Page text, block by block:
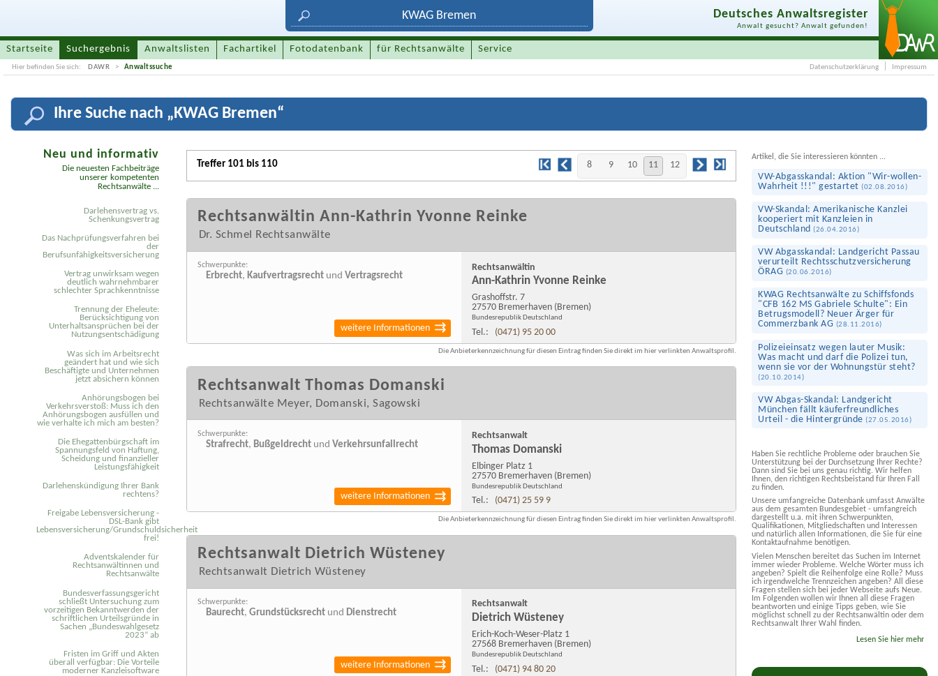
Deutsches Anwaltsregister
Anwalt gesucht? Anwalt gefunden!
Startseite Suchergebnis Anwaltslisten Fachartikel Fotodatenbank für Rechtsanwälte Service
Hier befinden Sie sich: DAWR Anwaltssuche Datenschutzerklärung Impressum
Ihre Suche nach „ KWAG Bremen“
Treffer 101 bis 110 8 9 10 11 12
Rechtsanwältin Ann-Kathrin Yvonne Reinke
Dr. Schmel Rechtsanwälte
Rechtsanwältin
Ann-Kathrin Yvonne Reinke
Grashoffstr. 7
27570 Bremerhaven (Bremen)
Bundesrepublik Deutschland
Tel.: (0471) 95 20 00
Schwerpunkte:
Erbrecht,Kaufvertragsrecht und Vertragsrecht
weitere Informationen
Die Anbieterkennzeichnung für diesen Eintrag finden Sie direkt im hier verlinkten Anwaltsprofil.
Rechtsanwalt Thomas Domanski
Rechtsanwälte Meyer, Domanski, Sagowski
Rechtsanwalt
Thomas Domanski
Elbinger Platz 1
27570 Bremerhaven (Bremen)
Bundesrepublik Deutschland
Tel.: (0471) 25 59 9
Schwerpunkte:
Strafrecht, Bußgeldrecht undVerkehrsunfallrecht
weitere Informationen
Die Anbieterkennzeichnung für diesen Eintrag finden Sie direkt im hier verlinkten Anwaltsprofil.
Rechtsanwalt Dietrich Wüsteney
Rechtsanwalt Dietrich Wüsteney
Rechtsanwalt
Dietrich Wüsteney
Erich-Koch-Weser-Platz 1
27568 Bremerhaven (Bremen)
Bundesrepublik Deutschland
Tel.: (0471) 94 80 20
Schwerpunkte:
Baurecht,Grundstücksrecht und Dienstrecht
weitere Informationen
Artikel, die Sie interessieren könnten ...
VW-Abgas­skandal: Aktion "Wir-wollen-
Wahrheit !!!" gestartet(02.08.2016)
VW-Skandal: Amerikanische Kanzlei
kooperiert mit Kanzleien in
Deutschland(26.04.2016)
VW Abgasskandal: Landgericht Passau
verurteilt Rechts­schutz­versicherung
ÖRAG (20.06.2016)
KWAG Rechtsanwälte zu Schiffs­fonds
"CFB 162 MS Gabriele Schulte": Ein
Betrugs­modell? Neuer Ärger für
Commerzbank AG (28.11.2016)
Polizeieinsatz wegen lauter Musik:
Was macht und darf die Polizei tun,
wenn sie vor der Wohnungstür steht?
(20.10.2014)
VW Abgas-Skandal: Landgericht
München fällt käuferfreundliches
Urteil - die Hintergründe(27.05.2016)
Haben Sie rechtliche Probleme oder brauchen Sie
Unterstützung bei der Durchsetzung Ihrer Rechte?
Dann sind Sie bei uns genau richtig. Wir helfen
Ihnen, den richtigen Rechtsbeistand für Ihren Fall
zu finden.
Unsere umfangreiche Datenbank umfasst Anwälte
aus dem gesamten Bundesgebiet - umfangreich
dargestellt u.a. mit ihren Schwerpunkten,
Qualifikationen, Mitgliedschaften und Interessen
und natürlich allen Informationen, die Sie für eine
Kontaktaufnahme benötigen.
Vielen Menschen bereitet das Suchen im Internet
immer wieder Probleme. Welche Wörter muss ich
angeben? Spielt die Reihenfolge eine Rolle? Muss
ich irgendwelche Trennzeichen angeben? All diese
Fragen stellen sich bei jeder Webseite aufs Neue.
Im Folgenden wollen wir Ihnen all diese Fragen
beantworten und einige Tipps geben, wie Sie
möglichst schnell zu der Rechtsanwältin oder dem
Rechtsanwalt Ihrer Wahl finden.
Lesen Sie hier mehr
Neu und informativ
Die neuesten Fachbeiträge
unserer kompetenten
Rechtsanwälte ...
Darlehensvertrag vs.
Schenkungsvertrag
Das Nachprüfungsverfahren bei
der
Berufsunfähigkeitsversicherung
Vertrag unwirksam wegen
deutlich wahrnehmbarer
schlechter Sprachkenntnisse
Trennung der Eheleute:
Berücksichtigung von
Unterhaltsansprüchen bei der
Nutzungsentschädigung
Was sich im Arbeitsrecht
geändert hat und wie sich
Beschäftigte und Unternehmen
jetzt absichern können
Anhörungsbogen bei
Verkehrsverstoß: Muss ich den
Anhörungsbogen ausfüllen und
wie verhalte ich mich am besten?
Die Ehegattenbürgschaft im
Spannungsfeld von Haftung,
Scheidung und finanzieller
Leistungsfähigkeit
Darlehenskündigung Ihrer Bank
rechtens?
Freigabe Lebensversicherung -
DSL-Bank gibt
Lebensversicherung/Grundschuldsicherheit
frei!
Adventskalender für
Rechtsanwältinnen und
Rechtsanwälte
Bundesverfassungsgericht
schließt Untersuchung zum
vorzeitigen Bekanntwerden der
schriftlichen Urteilsgründe in
Sachen „Bundeswahlgesetz
2023“ ab
Fristen im Griff und Akten
überall verfügbar: Die Vorteile
moderner Kanzleisoftware